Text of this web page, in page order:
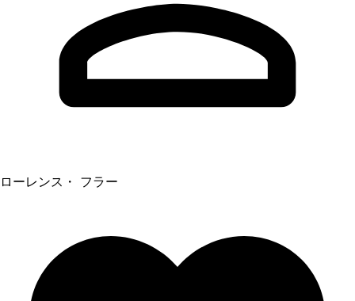
ローレンス・ フラー